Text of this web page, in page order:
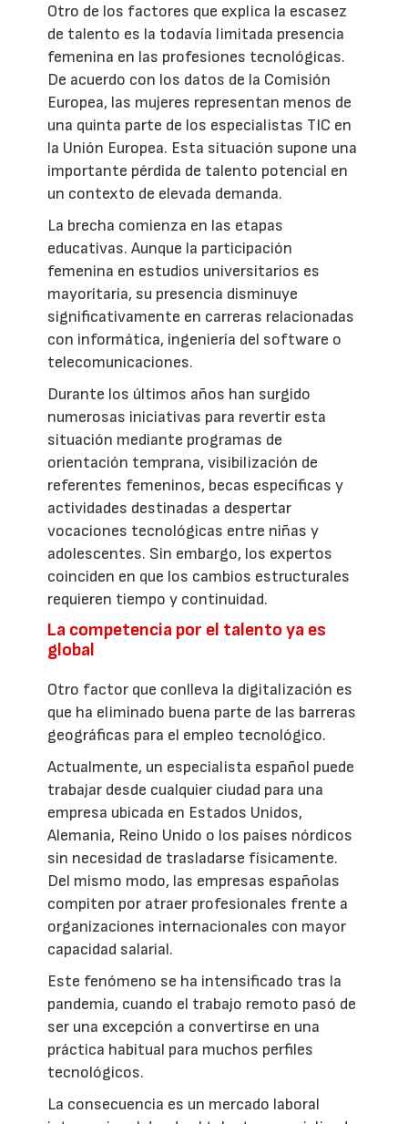
Otro de los factores que explica la escasez
de talento es la todavía limitada presencia
femenina en las profesiones tecnológicas.
De acuerdo con los datos de la Comisión
Europea, las mujeres representan menos de
una quinta parte de los especialistas TIC en
la Unión Europea. Esta situación supone una
importante pérdida de talento potencial en
un contexto de elevada demanda.
La brecha comienza en las etapas
educativas. Aunque la participación
femenina en estudios universitarios es
mayoritaria, su presencia disminuye
significativamente en carreras relacionadas
con informática, ingeniería del software o
telecomunicaciones.
Durante los últimos años han surgido
numerosas iniciativas para revertir esta
situación mediante programas de
orientación temprana, visibilización de
referentes femeninos, becas específicas y
actividades destinadas a despertar
vocaciones tecnológicas entre niñas y
adolescentes. Sin embargo, los expertos
coinciden en que los cambios estructurales
requieren tiempo y continuidad.
La competencia por el talento ya es
global
Otro factor que conlleva la digitalización es
que ha eliminado buena parte de las barreras
geográficas para el empleo tecnológico.
Actualmente, un especialista español puede
trabajar desde cualquier ciudad para una
empresa ubicada en Estados Unidos,
Alemania, Reino Unido o los países nórdicos
sin necesidad de trasladarse físicamente.
Del mismo modo, las empresas españolas
compiten por atraer profesionales frente a
organizaciones internacionales con mayor
capacidad salarial.
Este fenómeno se ha intensificado tras la
pandemia, cuando el trabajo remoto pasó de
ser una excepción a convertirse en una
práctica habitual para muchos perfiles
tecnológicos.
La consecuencia es un mercado laboral